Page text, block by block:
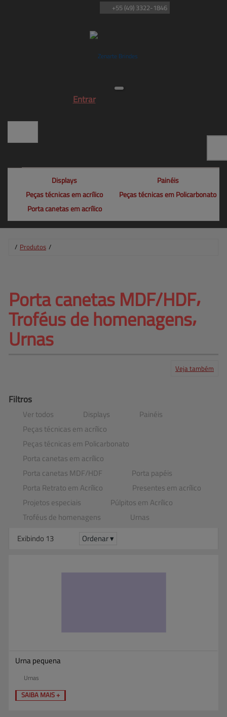
Entrar
+55 (49) 3322-1846
Displays
Painéis
Peças técnicas em acrílico
Peças técnicas em Policarbonato
Porta canetas em acrílico
/ Produtos /
Troféus de homenagens⸴
Urnas
Veja também
Filtros
Ver todos Displays
Painéis
Peças técnicas em acrílico
Peças técnicas em Policarbonato
Porta canetas em acrílico
Porta canetas MDF​/​HDF
Porta papéis
Porta Retrato em Acrílico
Presentes em acrílico
Projetos especiais
Púlpitos em Acrílico
Troféus de homenagens
Urnas
Exibindo 13
Ordenar ▾
Urna pequena
Urnas
SAIBA MAIS +